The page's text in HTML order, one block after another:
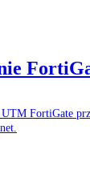
FortiGate